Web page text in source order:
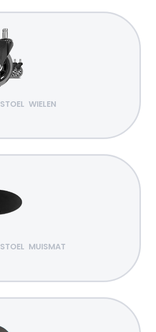
STOEL WIELEN
STOEL MUISMAT